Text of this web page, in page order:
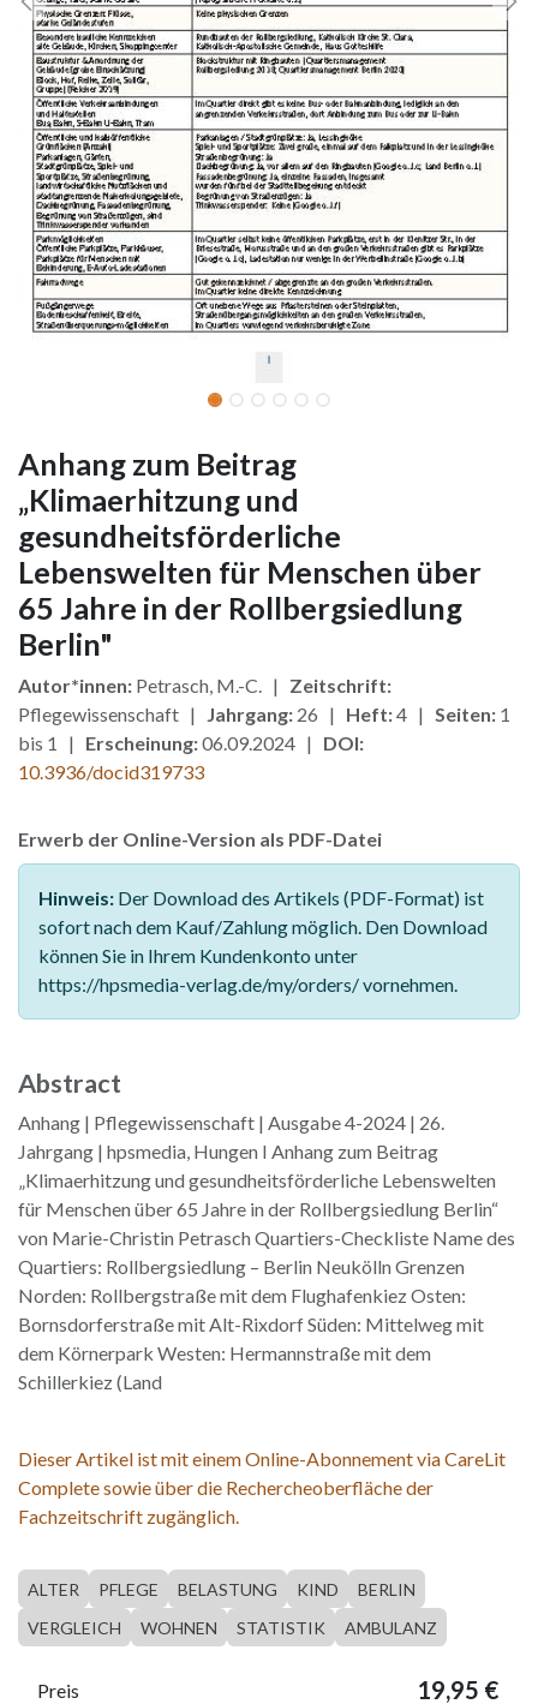
Anhang zum Beitrag
„Klimaerhitzung und
gesundheitsförderliche
Lebenswelten für Menschen über
65 Jahre in der Rollbergsiedlung
Berlin"
Autor*innen: Petrasch, M.-C. | Zeitschrift:
Pflegewissenschaft |
Jahrgang: 26 | Heft:4 | Seiten: 1
bis 1 | Erscheinung:06.09.2024 | DOI:
10.3936/docid319733
Erwerb der Online-Version als PDF-Datei
Hinweis: Der Download des Artikels (PDF-Format) ist
sofort nach dem Kauf/Zahlung möglich. Den Download
können Sie in Ihrem Kundenkonto unter
https://hpsmedia-verlag.de/my/orders/ vornehmen.
Abstract
Anhang | Pflegewissenschaft | Ausgabe 4-2024 | 26.
Jahrgang | hpsmedia, Hungen I Anhang zum Beitrag
„Klimaerhitzung und gesundheitsförderliche Lebenswelten
für Menschen über 65 Jahre in der Rollbergsiedlung Berlin“
von Marie-Christin Petrasch Quartiers-Checkliste Name des
Quartiers: Rollbergsiedlung – Berlin Neukölln Grenzen
Norden: Rollbergstraße mit dem Flughafenkiez Osten:
Bornsdorferstraße mit Alt-Rixdorf Süden: Mittelweg mit
dem Körnerpark Westen: Hermannstraße mit dem
Schillerkiez (Land
Dieser Artikel ist mit einem Online-Abonnement via CareLit
Complete sowie über die Rechercheoberfläche der
Fachzeitschrift zugänglich.
ALTER PFLEGE BELASTUNG KIND
BERLIN
VERGLEICH
WOHNEN STATISTIK AMBULANZ
Preis 19,95 €